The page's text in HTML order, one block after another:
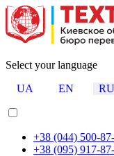
Select your language
UA
EN RU
+38 (044) 500-
+38 (095) 917-